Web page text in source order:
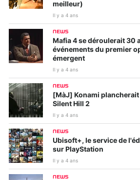
meilleur)
Il y a 4 ans
NEWS
Mafia 4 se déroulerait 30
événements du premier
émergent
Il y a 4 ans
NEWS
[MàJ] Konami
Silent Hill 2
Il y a 4 ans
NEWS
Ubisoft+, le service de
sur PlayStation
Il y a 4 ans
NEWS